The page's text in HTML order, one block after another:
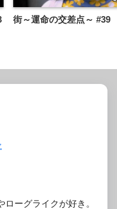
街～運命の交差点～ #39
ーグライクが好き。